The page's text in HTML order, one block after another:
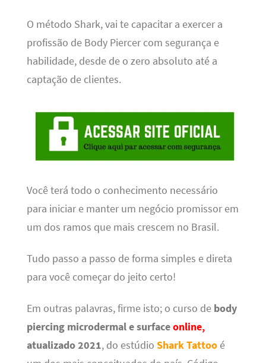
O método Shark, vai te capacitar a exercer a
profissão de Body Piercer com segurança e
habilidade, desde de o zero absoluto até a
captação de clientes.
Você terá todo o conhecimento necessário
para iniciar e manter um negócio promissor em
um dos ramos que mais crescem no Brasil.
Tudo passo a passo de forma simples e direta
para você começar do jeito certo!
Em outras palavras, firme isto; o curso de body
piercing microdermal e surfaceonline,
atualizado 2021, do estúdio Shark Tattooé